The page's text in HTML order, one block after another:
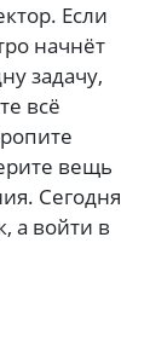
Если
начнёт
задачу,
всё
вещь
Сегодня
а войти в